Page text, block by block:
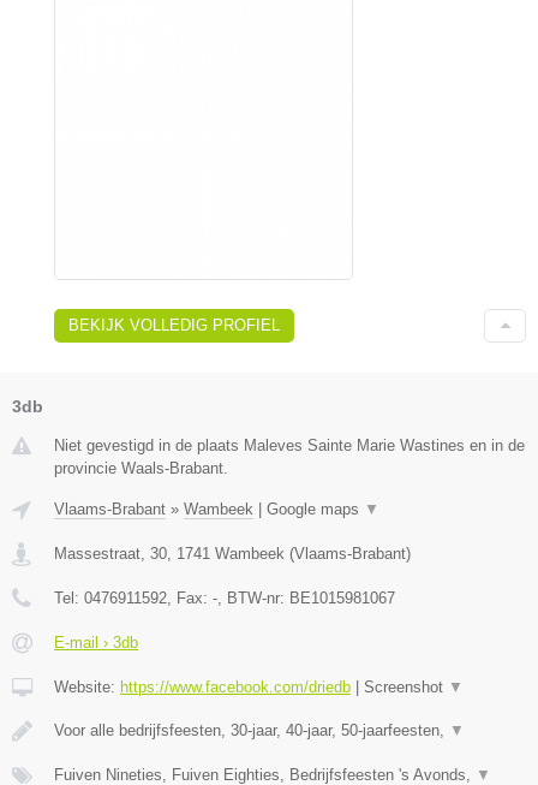
BEKIJK VOLLEDIG PROFIEL
3db
Niet gevestigd in de plaats Maleves Sainte Marie Wastines en in de
provincie Waals-Brabant.
Vlaams-Brabant » Wambeek Google maps ▼
Massestraat, 30 1741 Wambeek (Vlaams-Brabant)
Tel: 0476911592 , Fax: - , BTW-nr: BE1015981067
E-mail › 3db
Website: https://www.facebook.com/driedb Screenshot ▼
Voor alle bedrijfsfeesten, 30-jaar, 40-jaar, 50-jaarfeesten, ▼
Fuiven Nineties, Fuiven Eighties, Bedrijfsfeesten 's Avonds, ▼